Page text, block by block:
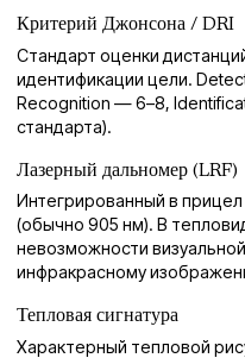
Критерий Джонсона / DRI
Стандарт оценки
идентификации цели.
Recognition — 6–8,
стандарта).
Лазерный дальномер (LRF)
Интегрированный в
(обычно 905 нм). В
невозможности
инфракрасному
Тепловая сигнатура
Характерный тепловой